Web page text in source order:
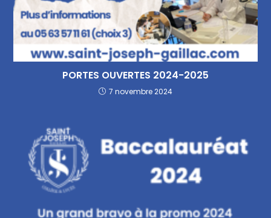
PORTES OUVERTES 2024-2025
7 novembre 2024